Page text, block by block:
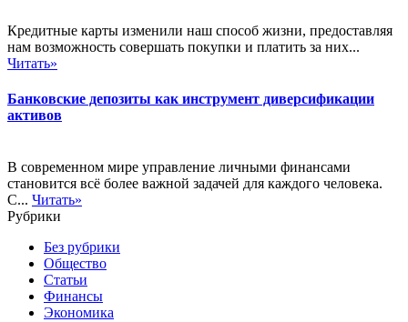
Кредитные карты изменили наш способ жизни, предоставляя
нам возможность совершать покупки и платить за них...
Читать»
Банковские депозиты как инструмент диверсификации
активов
В современном мире управление личными финансами
становится всё более важной задачей для каждого человека.
С... Читать»
Рубрики
Без рубрики
Общество
Статьи
Финансы
Экономика